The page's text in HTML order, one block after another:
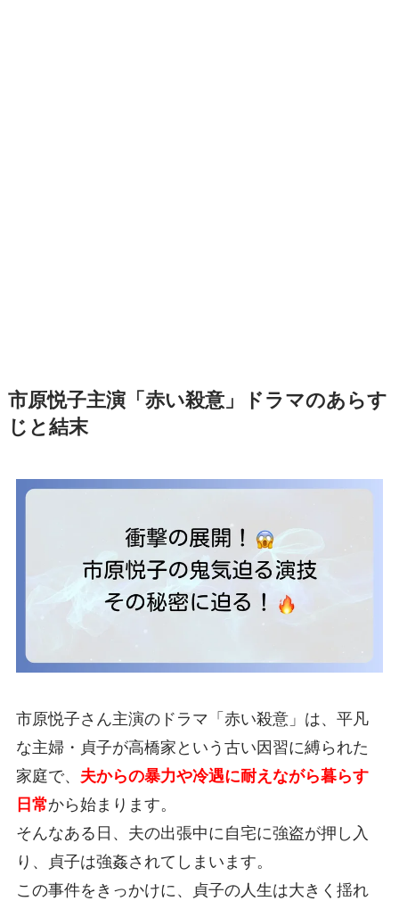
市原悦子主演「赤い殺意」ドラマのあらす
じと結末
市原悦子さん主演のドラマ「赤い殺意」は、平凡
な主婦・貞子が高橋家という古い因習に縛られた
家庭で、 夫からの暴力や冷遇に耐えながら暮らす
日常から始まります。
そんなある日、夫の出張中に自宅に強盗が押し入
り、貞子は強姦されてしまいます。
この事件をきっかけに、貞子の人生は大きく揺れ